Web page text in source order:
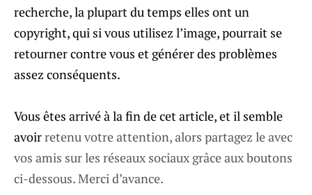
recherche, la plupart du temps elles ont un
copyright, qui si vous utilisez l’image, pourrait se
retourner contre vous et générer des problèmes
assez conséquents.
Vous êtes arrivé à la fin de cet article, et il semble
avoirretenu votre attention, alors partagez le avec
vos amis sur les réseaux sociaux grâce aux boutons
ci-dessous. Merci d’avance.